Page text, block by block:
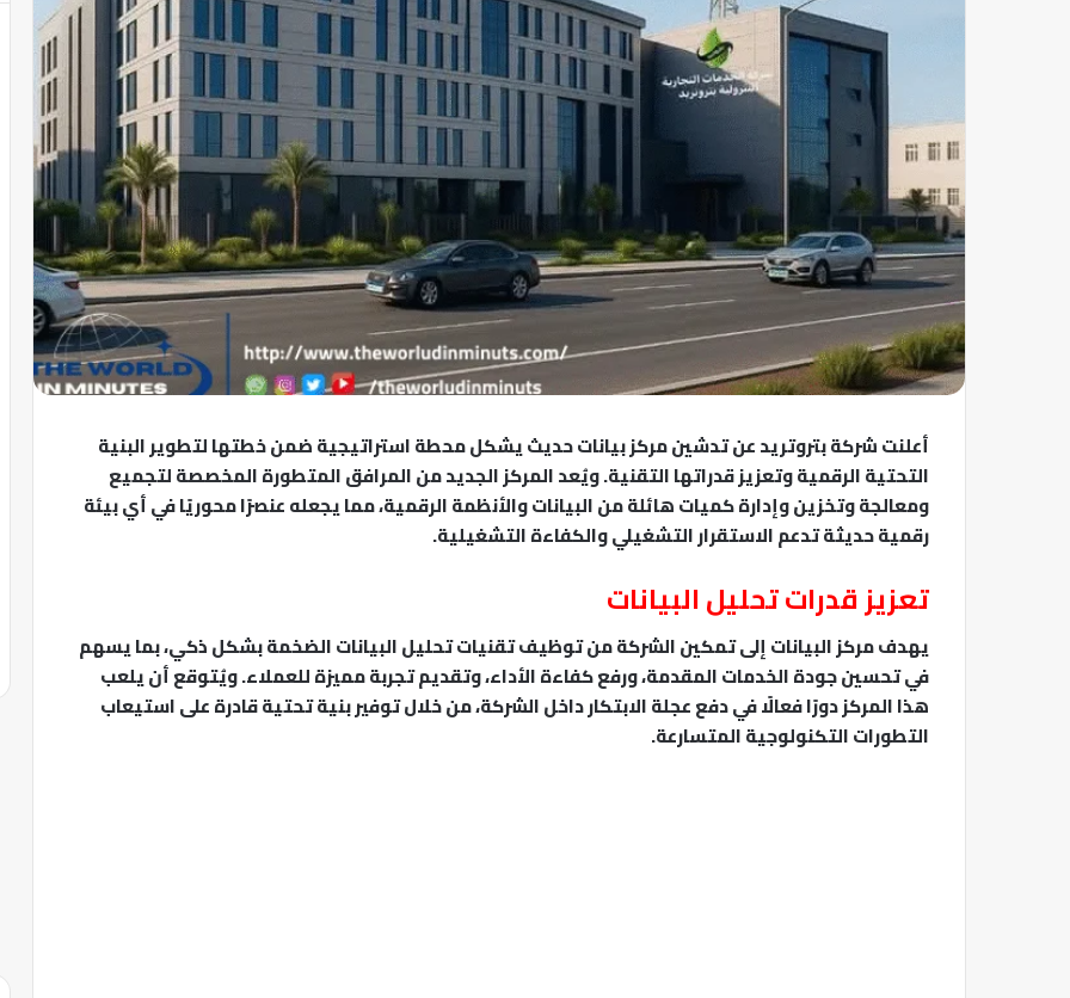
أعلنت شركة بتروتريد عن تدشين مركز بيانات حديث يشكل محطة استراتيجية ضمن خطتها لتطوير البنية
التحتية الرقمية وتعزيز قدراتها التقنية. ويُعد المركز الجديد من المرافق المتطورة المخصصة لتجميع
ومعالجة وتخزين وإدارة كميات هائلة من البيانات والأنظمة الرقمية، مما يجعله عنصرًا محوريًا في أي بيئة
رقمية حديثة تدعم الاستقرار التشغيلي والكفاءة التشغيلية.
تعزيز قدرات تحليل البيانات
يهدف مركز البيانات إلى تمكين الشركة من توظيف تقنيات تحليل البيانات الضخمة بشكل ذكي، بما يسهم
في تحسين جودة الخدمات المقدمة، ورفع كفاءة الأداء، وتقديم تجربة مميزة للعملاء. ويُتوقع أن يلعب
هذا المركز دورًا فعالًا في دفع عجلة الابتكار داخل الشركة، من خلال توفير بنية تحتية قادرة على استيعاب
التطورات التكنولوجية المتسارعة.